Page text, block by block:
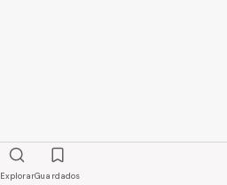
ExplorarGuardados